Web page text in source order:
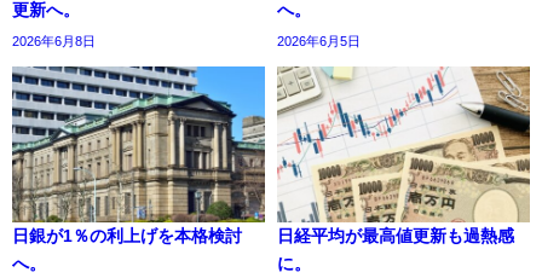
更新へ。
2026年6月8日
へ。
2026年6月5日
日銀が1％の利上げを本格検討
へ。
日経平均が最高値更新も過熱感
に。